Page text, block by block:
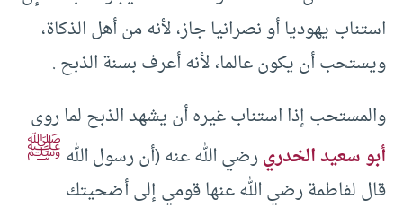
استناب يهوديا أو نصرانيا جاز، لأنه من أهل الذكاة،
ويستحب أن يكون عالما، لأنه أعرف بسنة الذبح .
والمستحب إذا استناب غيره أن يشهد الذبح لما روى
أبو سعيد الخدريرضي الله عنه (أن رسول اللهﷺ
قال لفاطمة رضي الله عنها قومي إلى أضحيتك